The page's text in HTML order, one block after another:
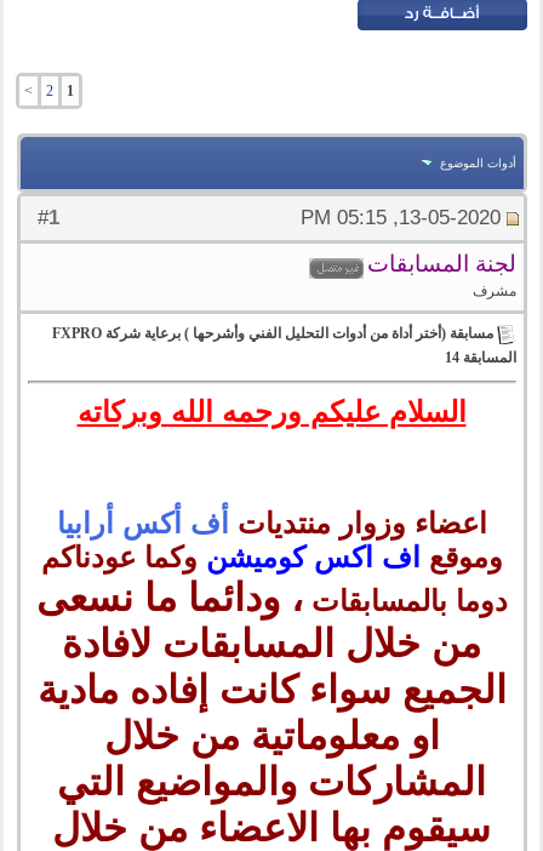
1
2
>
أدوات الموضوع
#
1 13-05-2020, 05:15 PM
لجنة المسابقات
مشرف
مسابقة (أختر أداة من أدوات التحليل الفني وأشرحها ) برعاية شركة FXPRO
المسابقة 14
السلام عليكم ورحمه الله وبركاته
اعضاء وزوار منتديات أف أكس أرابيا
وموقع اف اكس كوميشن وكما عودناكم
دوما بالمسابقات، ودائما ما نسعى
من خلال المسابقات لافادة
الجميع سواء كانت إفاده مادية
او معلوماتية من خلال
المشاركات والمواضيع التي
سيقوم بها الاعضاء من خلال